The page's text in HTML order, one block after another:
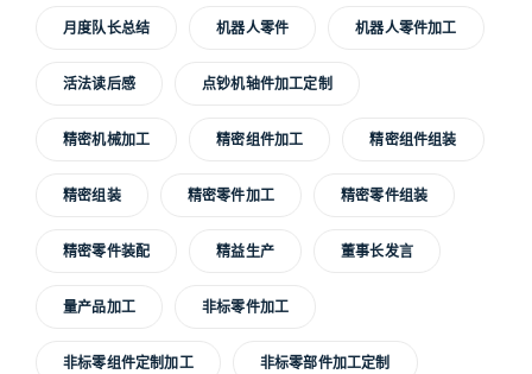
月度队长总结 机器人零件 机器人零件加工
活法读后感 点钞机轴件加工定制
精密机械加工 精密组件加工 精密组件组装
精密组装 精密零件加工 精密零件组装
精密零件装配 精益生产 董事长发言
量产品加工 非标零件加工
非标零组件定制加工 非标零部件加工定制